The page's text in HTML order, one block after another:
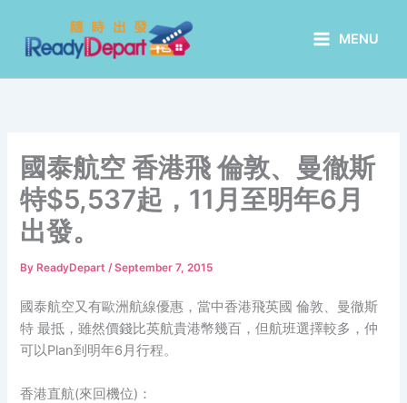
content
MENU
國泰航空 香港飛 倫敦、曼徹斯
特$5,537起，11月至明年6月
出發。
By ReadyDepart/September 7, 2015
國泰航空又有歐洲航線優惠，當中香港飛英國 倫敦、曼徹斯
特 最抵，雖然價錢比英航貴港幣幾百，但航班選擇較多，仲
可以Plan到明年6月行程。
香港直航(來回機位)：